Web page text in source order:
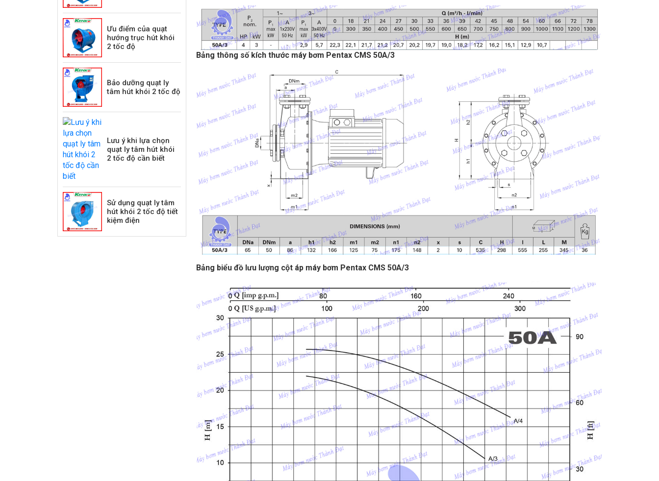
Ưu điểm của quạt
hướng trục hút khói
2 tốc độ
Bảo dưỡng quạt ly
tâm hút khói 2 tốc độ
Lưu ý khi lựa chọn
quạt ly tâm hút khói
2 tốc độ cần biết
Sử dụng quạt ly tâm
hút khói 2 tốc độ tiết
kiệm điện
Bảng thông số kích thước máy bơm Pentax CMS 50A/3
Bảng biểu đồ lưu lượng cột áp máy bơm Pentax CMS 50A/3